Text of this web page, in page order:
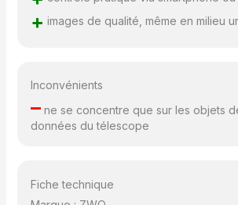
un filetage
d'une
+ images de qualité, même en milieu
Inconvénients
– ne se concentre que sur les objets
données du télescope
Fiche technique